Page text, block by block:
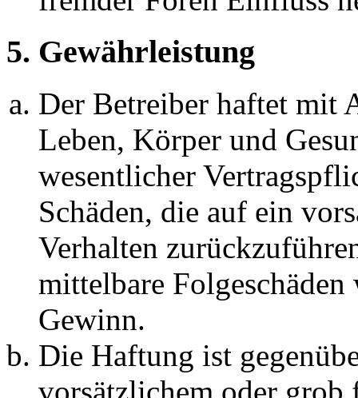
5. Gewährleistung
Der Betreiber haftet mit
Leben, Körper und
wesentlicher
Schäden, die auf ein
Verhalten
mittelbare Folgeschäden
Gewinn.
Die Haftung ist
vorsätzlichem oder grob